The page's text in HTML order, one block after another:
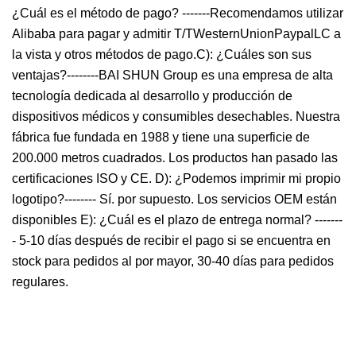
¿Cuál es el método de pago? -------Recomendamos utilizar
Alibaba para pagar y admitir T/TWesternUnionPaypalLC a
la vista y otros métodos de pago.C): ¿Cuáles son sus
ventajas?--------BAI SHUN Group es una empresa de alta
tecnología dedicada al desarrollo y producción de
dispositivos médicos y consumibles desechables. Nuestra
fábrica fue fundada en 1988 y tiene una superficie de
200.000 metros cuadrados. Los productos han pasado las
certificaciones ISO y CE. D): ¿Podemos imprimir mi propio
logotipo?-------- Sí. por supuesto. Los servicios OEM están
disponibles E): ¿Cuál es el plazo de entrega normal? -------
- 5-10 días después de recibir el pago si se encuentra en
stock para pedidos al por mayor, 30-40 días para pedidos
regulares.